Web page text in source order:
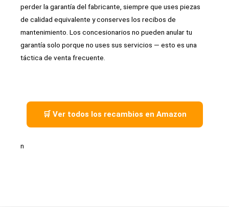
perder la garantía del fabricante, siempre que uses piezas
de calidad equivalente y conserves los recibos de
mantenimiento. Los concesionarios no pueden anular tu
garantía solo porque no uses sus servicios — esto es una
táctica de venta frecuente.
🛒 Ver todos los recambios en Amazon
n